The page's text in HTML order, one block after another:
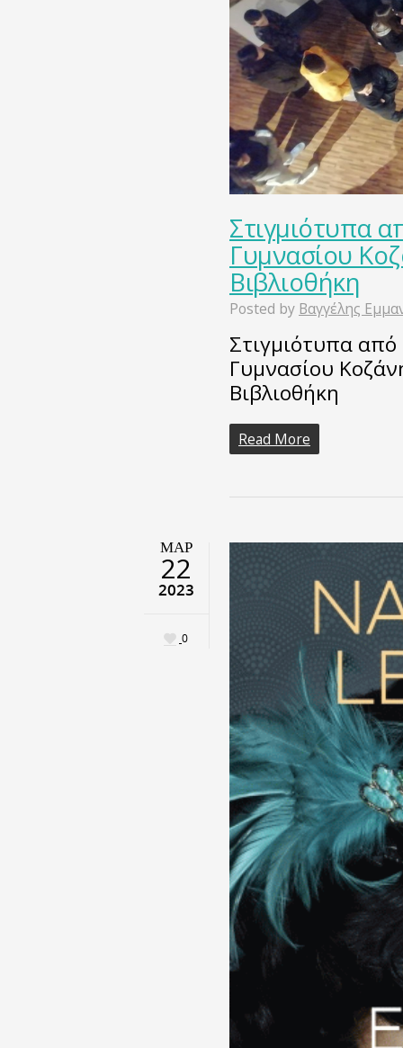
Στιγμιότυπα
Γυμνασίου
Βιβλιοθήκη
Posted by Βαγγέλης
Στιγμιότυπα
Γυμνασίου
Βιβλιοθήκη
Read More
ΜΑΡ
22
2023
0